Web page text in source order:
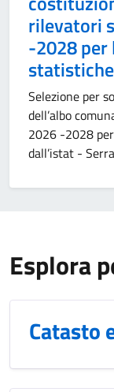
rilevatori
-2028 per
Selezione per
dell’albo
2026 -2028
dall’istat -
Esplora
Catasto